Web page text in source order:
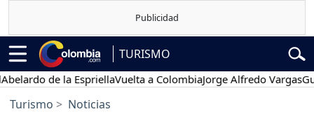
TURISMO
de la EspriellaVuelta a ColombiaJorge Alfredo Vargas
Turismo Noticias